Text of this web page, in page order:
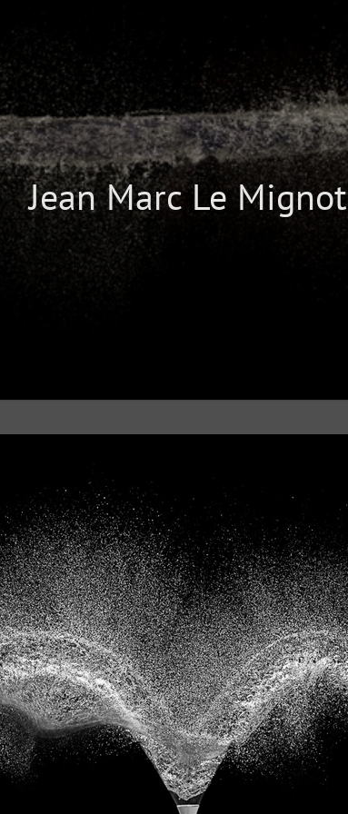
Jean Marc Le Mignot